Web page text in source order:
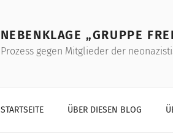
NEBENKLAGE „GRUPPE
Prozess gegen Mitglieder der
STARTSEITE ÜBER DIESEN BLOG